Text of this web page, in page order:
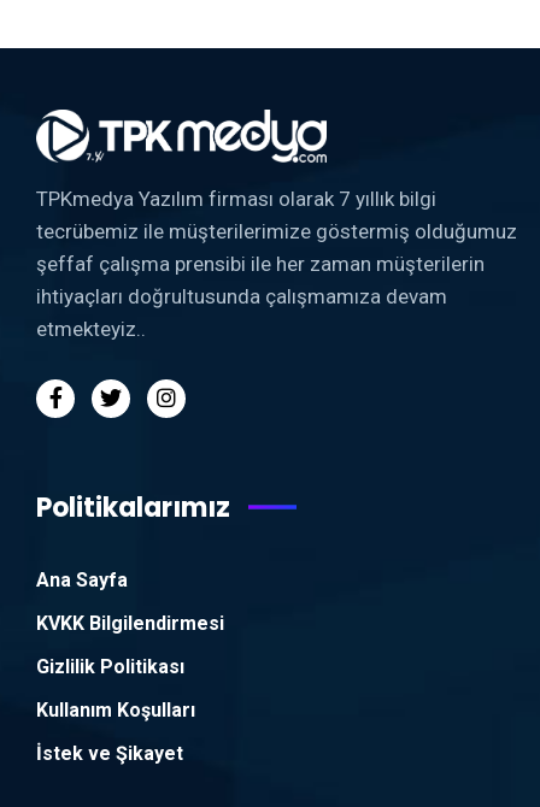
TPKmedya Yazılım firması olarak 7 yıllık bilgi
tecrübemiz ile müşterilerimize göstermiş olduğumuz
şeffaf çalışma prensibi ile her zaman müşterilerin
ihtiyaçları doğrultusunda çalışmamıza devam
etmekteyiz..
Politikalarımız
Ana Sayfa
KVKK Bilgilendirmesi
Gizlilik Politikası
Kullanım Koşulları
İstek ve Şikayet